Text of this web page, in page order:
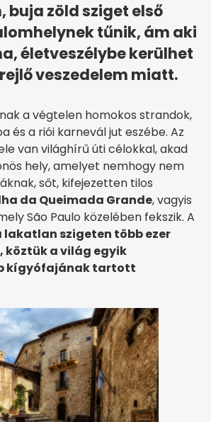
buja zöld sziget első
tűnik, ám aki
életveszélybe kerülhet
veszedelem miatt.
a végtelen homokos strandok,
és a riói karnevál jut eszébe. Az
van világhírű úti célokkal, akad
hely, amelyet nemhogy nem
sőt, kifejezetten tilos
da Queimada Grande, vagyis
São Paulo közelében fekszik. A
lakatlan szigeten több ezer
köztük a világ egyik
kígyófajának tartott